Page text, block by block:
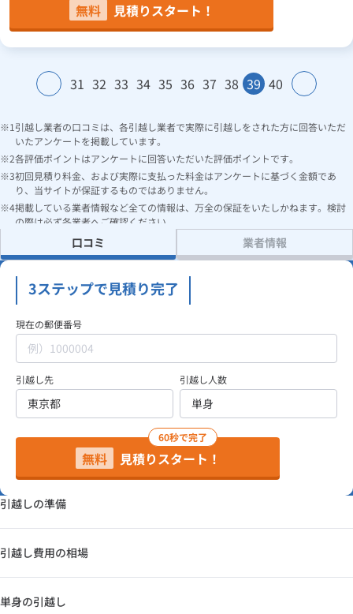
無料 見積りスタート！
31 32 33 34 35 36 37 38 39 40
引越し業者の口コミは、各引越し業者で実際に引越しをされた方に回答いただ
いたアンケートを掲載しています。
各評価ポイントはアンケートに回答いただいた評価ポイントです。
初回見積り料金、および実際に支払った料金はアンケートに基づく金額であ
り、当サイトが保証するものではありません。
掲載している業者情報など全ての情報は、万全の保証をいたしかねます。検討
の際は必ず各業者へご確認ください。
口コミ 業者情報
3ステップで見積り完了
現在の郵便番号
引越し先 引越し人数
60秒で完了
無料 見積りスタート！
引越しの準備
引越し費用の相場
単身の引越し